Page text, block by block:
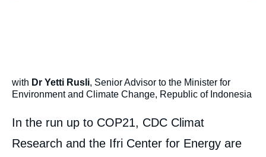
with Dr Yetti Rusli, Senior Advisor to the Minister for
Environment and Climate Change, Republic of Indonesia
In the run up to COP21, CDC Climat
Research and the Ifri Center for Energy are